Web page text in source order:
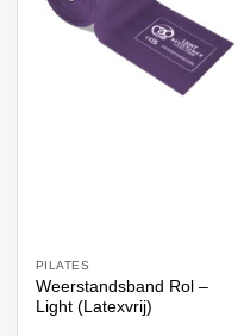
PILATES
Weerstandsband Rol –
Light (Latexvrij)